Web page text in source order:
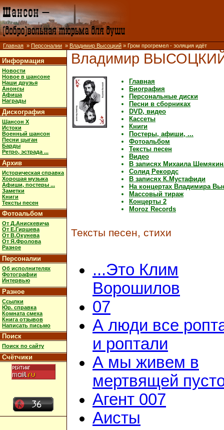
Главная » Персоналии » Владимир Высоцкий » Гром прогремел - золяция идёт
Информация
Новости
Новое в шансоне
Наши друзья
Анонсы
Афиша
Награды
Дискография
Шансон X
Истоки
Военный шансон
Песни цыган
Барды
Ретро, эстрада ...
Архив
Историческая справка
Хорошая музыка
Афиши, постеры ...
Заметки
Книги
Тексты песен
Фотоальбом
От Д.Анискевича
От Е.Гиршева
От В.Окунева
От Я.Фролова
Разное
Персоналии
Об исполнителях
Фотографии
Интервью
Разное
Ссылки
Юр. справка
Комната смеха
Книга отзывов
Написать письмо
Поиск
Поиск по сайту
Счётчики
Владимир
Главная
Биография
Персональные диски
Песни в сборниках
DVD, видео
Кассеты
Книги
Постеры, афиши, ...
Фотоальбом
Тексты песен
Видео
В записях Михаила
Солид Рекордс
В записях К.Мустафиди
На концертах Владимира
Массовый тираж
Концерты 2
Moroz Records
Тексты песен, стихи
...Это Клим
Ворошилов
07
А люди все
и роптали
А мы живем в
мертвящей
Агент 007
Аисты